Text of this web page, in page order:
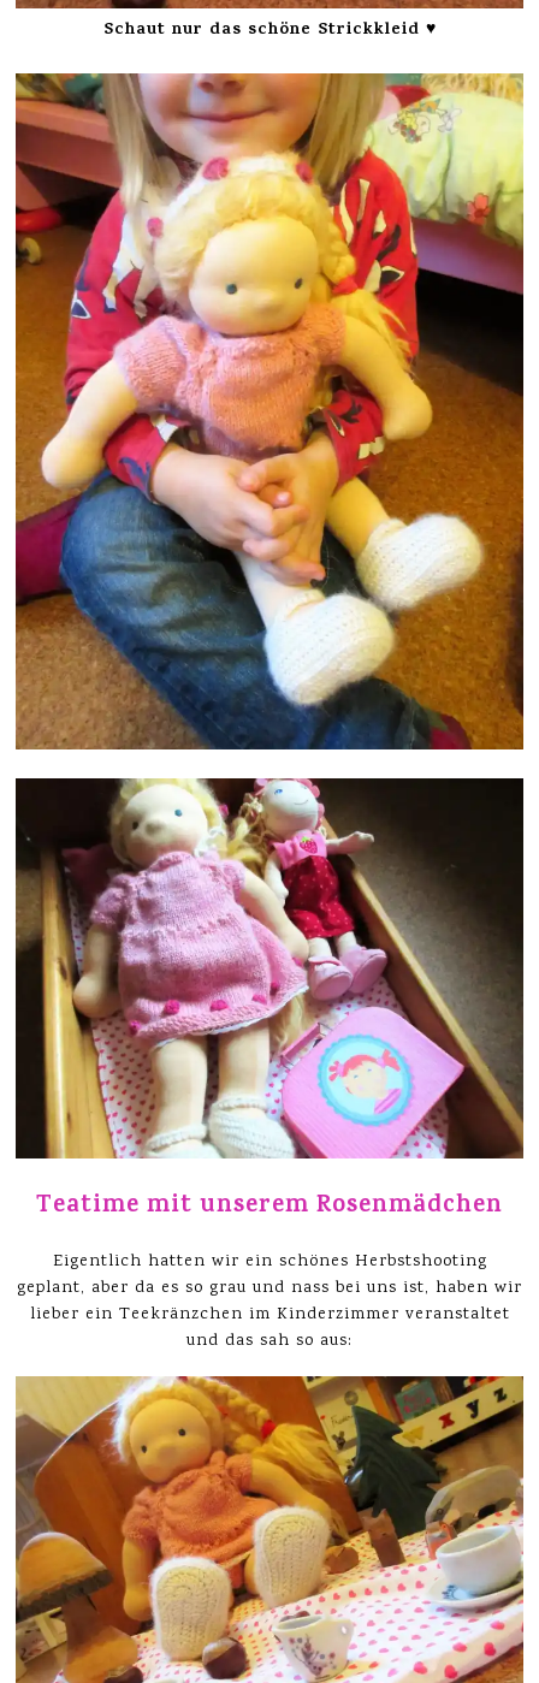
Schaut nur das schöne Strickkleid ♥
Teatime mit unserem Rosenmädchen
Eigentlich hatten wir ein schönes Herbstshooting
geplant, aber da es so grau und nass bei uns ist, haben wir
lieber ein Teekränzchen im Kinderzimmer veranstaltet
und das sah so aus: